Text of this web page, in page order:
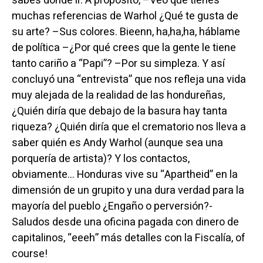
muchas referencias de Warhol ¿Qué te gusta de
su arte? –Sus colores. Bieenn, ha,ha,ha, háblame
de política –¿Por qué crees que la gente le tiene
tanto cariño a “Papi”? –Por su simpleza. Y así
concluyó una “entrevista” que nos refleja una vida
muy alejada de la realidad de las hondureñas,
¿Quién diría que debajo de la basura hay tanta
riqueza? ¿Quién diría que el crematorio nos lleva a
saber quién es Andy Warhol (aunque sea una
porquería de artista)? Y los contactos,
obviamente… Honduras vive su “Apartheid” en la
dimensión de un grupito y una dura verdad para la
mayoría del pueblo ¿Engaño o perversión?-
Saludos desde una oficina pagada con dinero de
capitalinos, “eeeh” más detalles con la Fiscalía, of
course!